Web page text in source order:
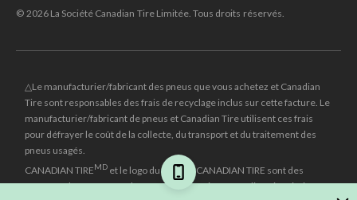
© 2026 La Société Canadian Tire Limitée. Tous droits réservés.
△Le manufacturier/fabricant des pneus que vous achetez et Canadian
Tire sont responsables des frais de recyclage inclus sur cette facture. Le
manufacturier/fabricant de pneus et Canadian Tire utilisent ces frais
pour défrayer le coût de la collecte, du transport et du traitement des
pneus usagés.
CANADIAN TIREMD et le logo du triangle CANADIAN TIRE sont des
marques de commerce déposées de la Société Canadian Tire Limitée.